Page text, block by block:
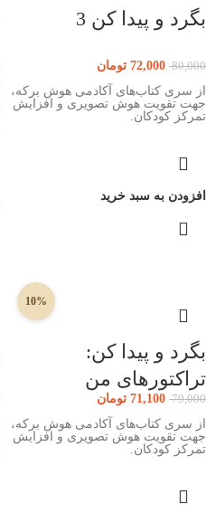
بگرد و پیدا کن 3
80,000
72,000 تومان
از سری کتاب‌های آکادمی هوش برکه،
جهت تقویت هوش تصویری و افزایش
تمرکز کودکان.
افزودن به سبد خرید
10%
بگرد و پیدا کن:
تراکتورهای من
79,000
71,100 تومان
از سری کتاب‌های آکادمی هوش برکه،
جهت تقویت هوش تصویری و افزایش
تمرکز کودکان.